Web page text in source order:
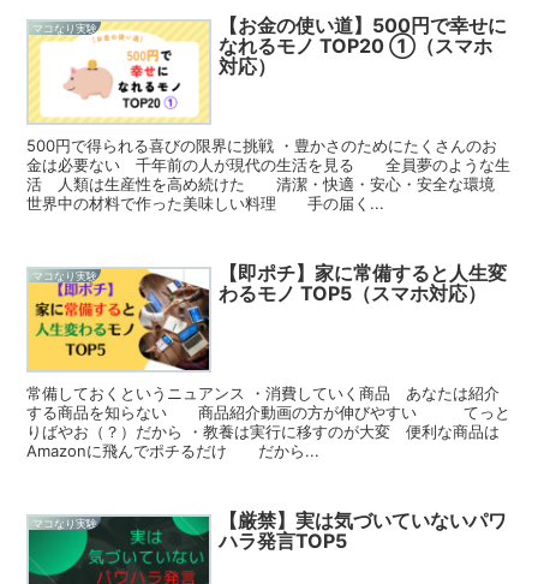
マコなり実験
【お金の使い道】500円で幸せに
なれるモノ TOP20 ①（スマホ
対応）
500円で得られる喜びの限界に挑戦 ・豊かさのためにたくさんのお
金は必要ない 千年前の人が現代の生活を見る 全員夢のような生
活 人類は生産性を高め続けた 清潔・快適・安心・安全な環境
世界中の材料で作った美味しい料理 手の届く...
マコなり実験
【即ポチ】家に常備すると人生変
わるモノ TOP5（スマホ対応）
常備しておくというニュアンス ・消費していく商品 あなたは紹介
する商品を知らない 商品紹介動画の方が伸びやすい てっと
りばやお（？）だから ・教養は実行に移すのが大変 便利な商品は
Amazonに飛んでポチるだけ だから...
マコなり実験
【厳禁】実は気づいていないパワ
ハラ発言TOP5